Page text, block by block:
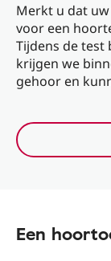
Merkt u dat
voor een
Tijdens de test
krijgen we
gehoor en
Een